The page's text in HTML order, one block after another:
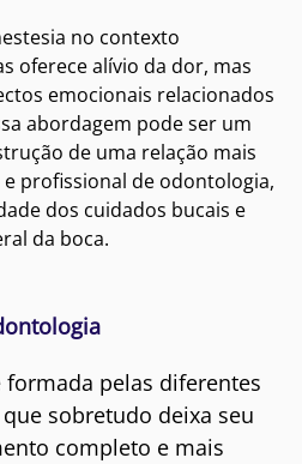
no contexto
oferece alívio da dor, mas
emocionais relacionados
abordagem pode ser um
de uma relação mais
profissional de odontologia,
dos cuidados bucais e
da boca.
pelas diferentes
sobretudo deixa seu
completo e mais